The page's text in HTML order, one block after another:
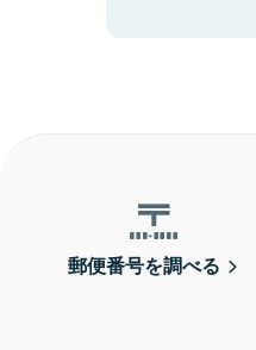
郵便番号を調べる